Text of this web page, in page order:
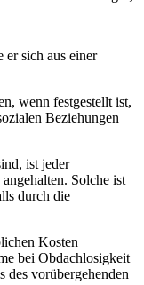
er sich aus einer
wenn festgestellt ist,
Beziehungen
ist jeder
Solche ist
durch die
Kosten
bei Obdachlosigkeit
des vorübergehenden